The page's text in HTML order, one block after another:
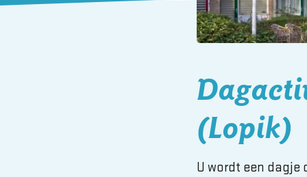
(Lopik)
U wordt een dagje